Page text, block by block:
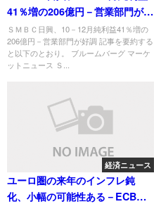
41％増の206億円－営業部門が好
調
ＳＭＢＣ日興、10－12月純利益41％増の
206億円－営業部門が好調 記事を要約する
と以下のとおり。 ブルームバーグ マーケ
ットニュース Ｓ...
経済ニュース
ユーロ圏の来年のインフレ鈍
化、小幅の可能性ある－ECBド